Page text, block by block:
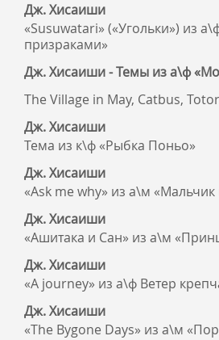
Дж. Хисаиши
«Susuwatari» («Угольки») из
призраками»
Дж. Хисаиши - Темы из а\ф
The Village in May, Catbus,
Дж. Хисаиши
Тема из к\ф «Рыбка Поньо»
Дж. Хисаиши
«Ask me why» из а\м «Мальчик
Дж. Хисаиши
«Ашитака и Сан» из а\м
Дж. Хисаиши
«A journey» из а\ф Ветер
Дж. Хисаиши
«The Bygone Days» из а\м